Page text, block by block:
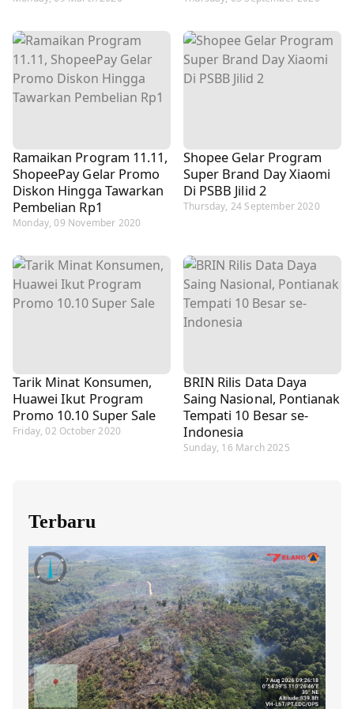
Ramaikan Program 11.11,
ShopeePay Gelar Promo
Diskon Hingga Tawarkan
Pembelian Rp1
Monday, 09 November 2020
Shopee Gelar Program
Super Brand Day Xiaomi
Di PSBB Jilid 2
Thursday, 24 September 2020
Tarik Minat Konsumen,
Huawei Ikut Program
Promo 10.10 Super Sale
Friday, 02 October 2020
BRIN Rilis Data Daya
Saing Nasional, Pontianak
Tempati 10 Besar se-
Indonesia
Sunday, 16 March 2025
Terbaru